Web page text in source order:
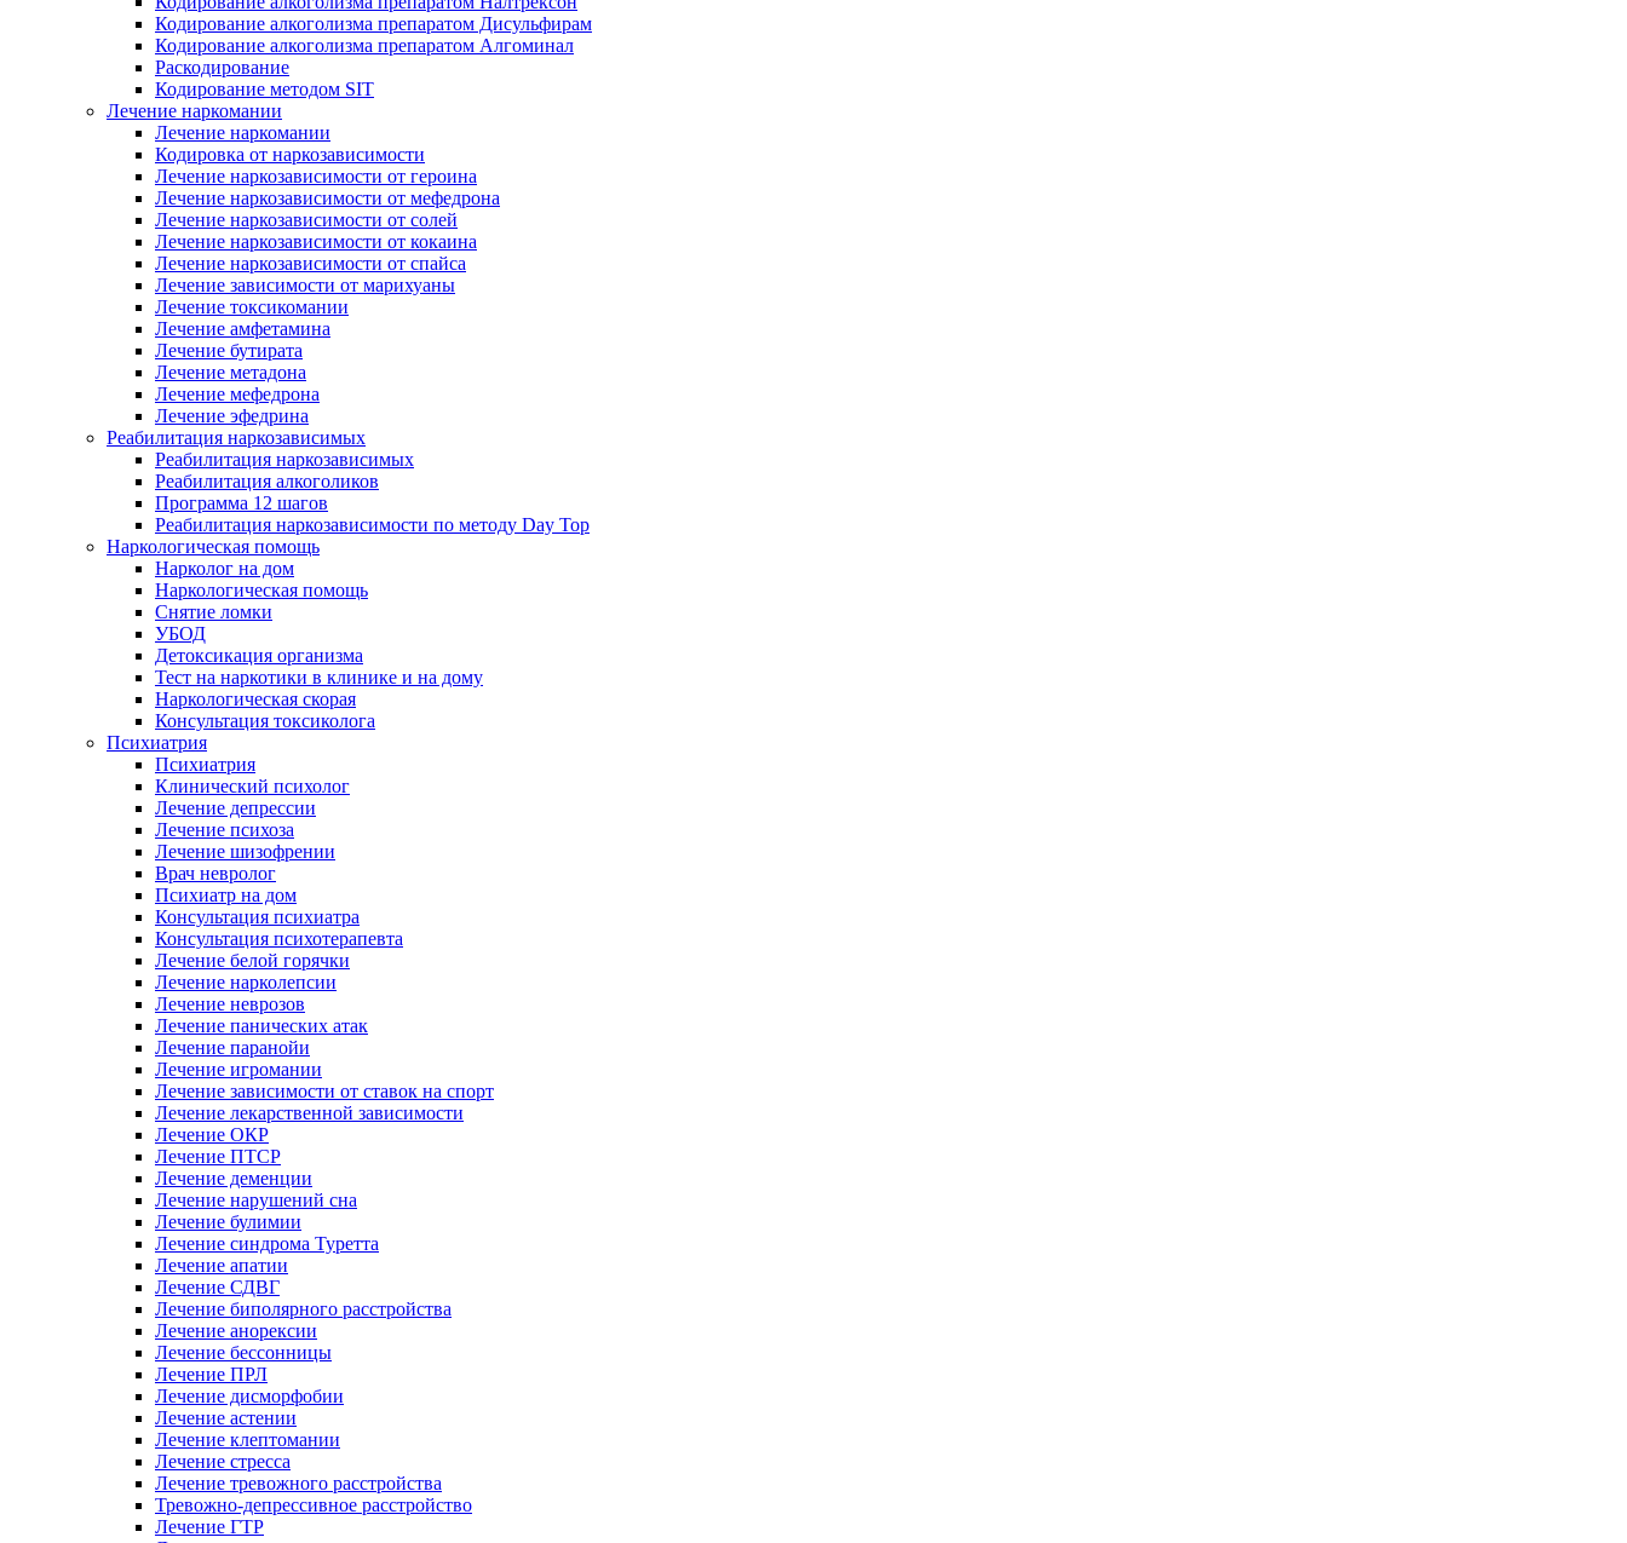
Кодирование алкоголизма препаратом Дисульфирам
Кодирование алкоголизма препаратом Алгоминал
Раскодирование
Кодирование методом SIT
Лечение наркомании
Лечение наркомании
Кодировка от наркозависимости
Лечение наркозависимости от героина
Лечение наркозависимости от мефедрона
Лечение наркозависимости от солей
Лечение наркозависимости от кокаина
Лечение наркозависимости от спайса
Лечение зависимости от марихуаны
Лечение токсикомании
Лечение амфетамина
Лечение бутирата
Лечение метадона
Лечение мефедрона
Лечение эфедрина
Реабилитация наркозависимых
Реабилитация наркозависимых
Реабилитация алкоголиков
Программа 12 шагов
Реабилитация наркозависимости по методу Day Top
Наркологическая помощь
Нарколог на дом
Наркологическая помощь
Снятие ломки
УБОД
Детоксикация организма
Тест на наркотики в клинике и на дому
Наркологическая скорая
Консультация токсиколога
Психиатрия
Психиатрия
Клинический психолог
Лечение депрессии
Лечение психоза
Лечение шизофрении
Врач невролог
Психиатр на дом
Консультация психиатра
Консультация психотерапевта
Лечение белой горячки
Лечение нарколепсии
Лечение неврозов
Лечение панических атак
Лечение паранойи
Лечение игромании
Лечение зависимости от ставок на спорт
Лечение лекарственной зависимости
Лечение ОКР
Лечение ПТСР
Лечение деменции
Лечение нарушений сна
Лечение булимии
Лечение синдрома Туретта
Лечение апатии
Лечение СДВГ
Лечение биполярного расстройства
Лечение анорексии
Лечение бессонницы
Лечение ПРЛ
Лечение дисморфобии
Лечение астении
Лечение клептомании
Лечение стресса
Лечение тревожного расстройства
Тревожно-депрессивное расстройство
Лечение ГТР